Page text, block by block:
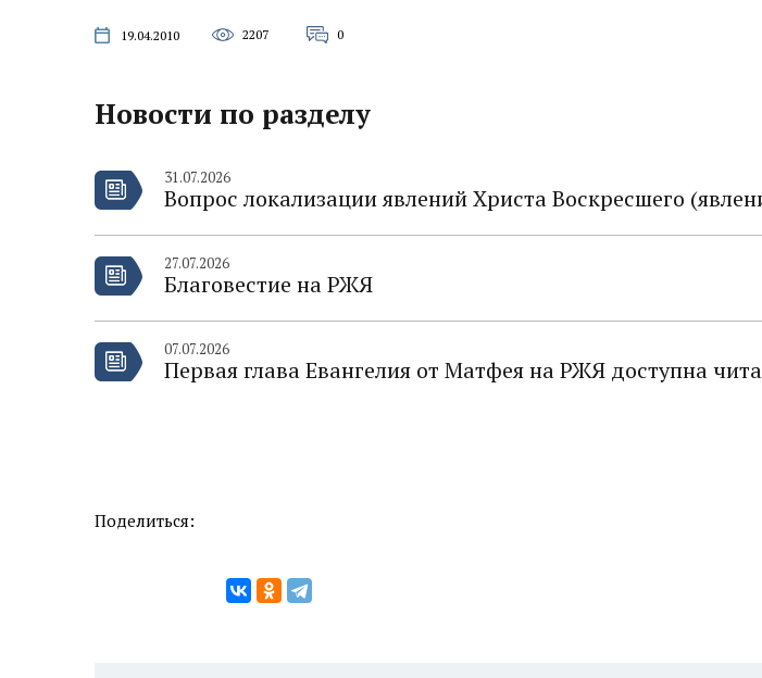
19.04.2010 2207 0
Новости по разделу
31.07.2026
Вопрос локализации явлений Христа Воскресшего
27.07.2026
Благовестие на РЖЯ
07.07.2026
Первая глава Евангелия от Матфея на РЖЯ доступна
Поделиться: